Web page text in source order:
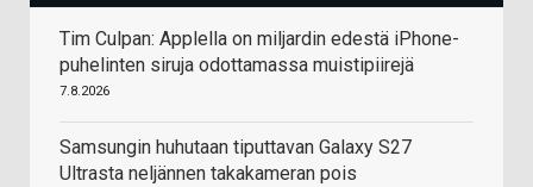
Tim Culpan: Applella on miljardin edestä iPhone-
puhelinten siruja odottamassa muistipiirejä
7.8.2026
Samsungin huhutaan tiputtavan Galaxy S27
Ultrasta neljännen takakameran pois